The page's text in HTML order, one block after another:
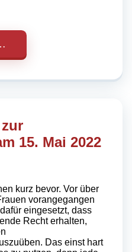
15. Mai 2022
kurz bevor. Vor über
vorangegangen
eingesetzt, dass
Recht erhalten,
Das einst hart